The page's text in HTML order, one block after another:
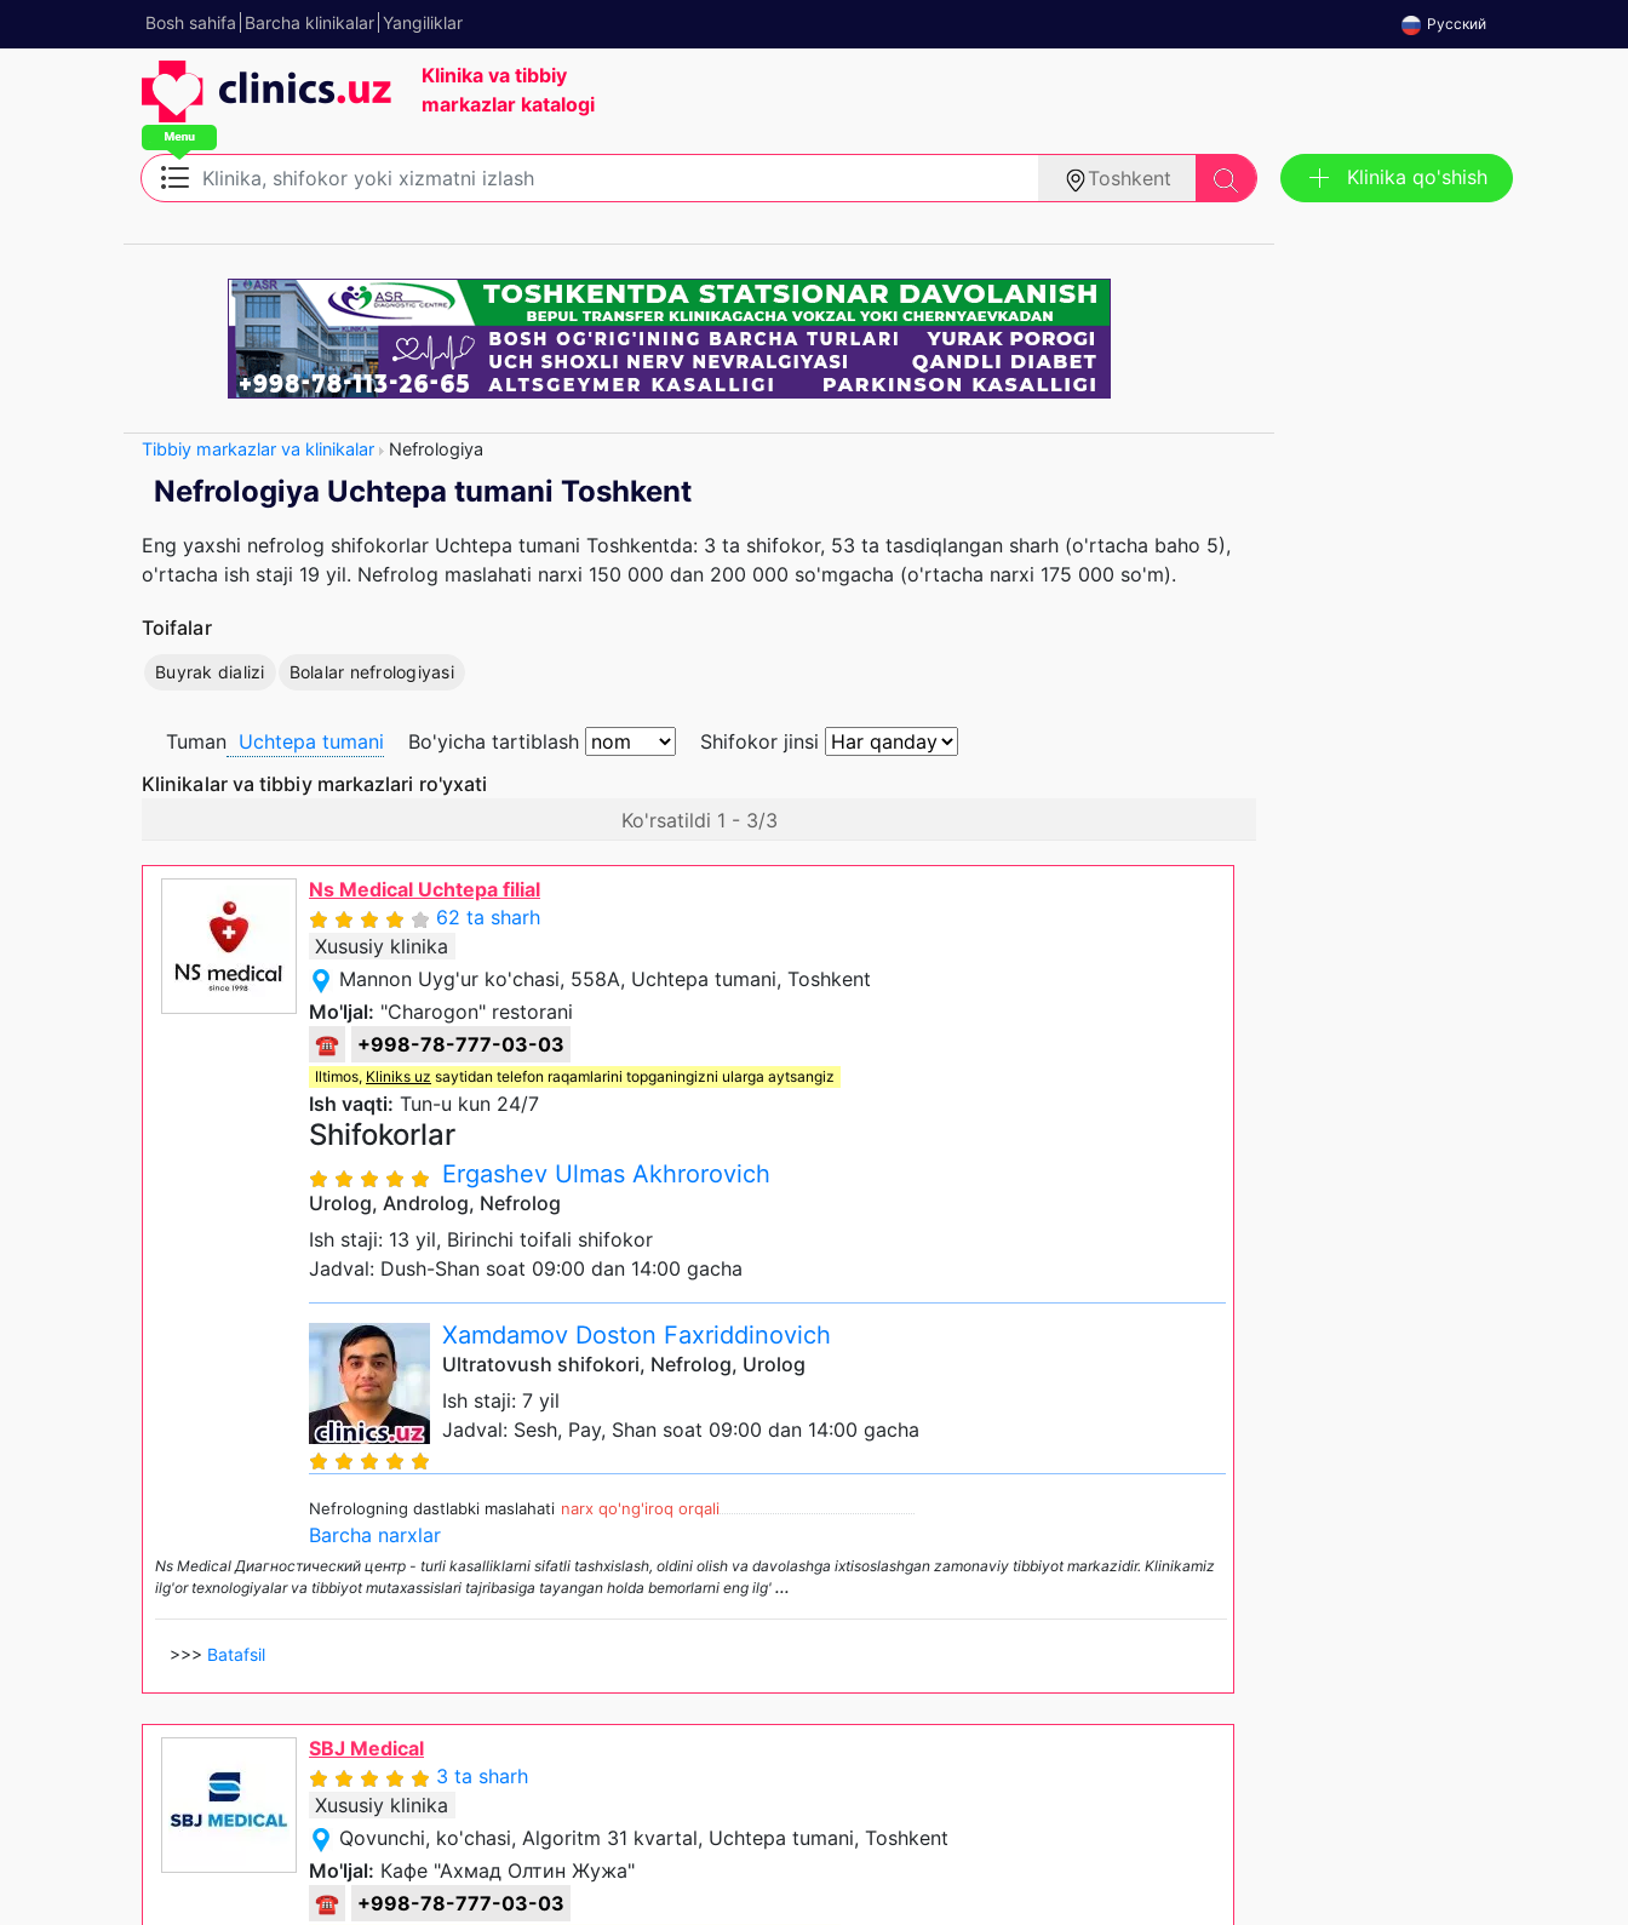
Bosh sahifa Barcha klinikalar Yangiliklar Русский
Klinika va tibbiy
markazlar katalogi
Toshkent Klinika qo'shish
Tibbiy markazlar va klinikalar Nefrologiya
Nefrologiya Uchtepa tumani Toshkent
Eng yaxshi nefrolog shifokorlar Uchtepa tumani Toshkentda: 3 ta shifokor, 53 ta tasdiqlangan sharh (o'rtacha baho 5),
o'rtacha ish staji 19 yil. Nefrolog maslahati narxi 150 000 dan 200 000 so'mgacha (o'rtacha narxi 175 000 so'm).
Toifalar
Buyrak dializi Bolalar nefrologiyasi
Tuman Uchtepa tumani Bo'yicha tartiblash
Shifokor jinsi
Klinikalar va tibbiy markazlari ro'yxati
Ko'rsatildi 1 - 3/3
Ns Medical Uchtepa filial
62 ta sharh
Xususiy klinika
Mannon Uyg'ur ko'chasi, 558A, Uchtepa tumani, Toshkent
Mo'ljal: "Charogon" restorani
☎
+998-78-777-03-03
Iltimos, Kliniks uz saytidan telefon raqamlarini topganingizni ularga aytsangiz
Ish vaqti: Tun-u kun 24/7
Shifokorlar
Ergashev Ulmas Akhrorovich
Urolog, Androlog, Nefrolog
Ish staji: 13 yil, Birinchi toifali shifokor
Jadval: Dush-Shan soat 09:00 dan 14:00 gacha
Xamdamov Doston Faxriddinovich
Ultratovush shifokori, Nefrolog, Urolog
Ish staji: 7 yil
Jadval: Sesh, Pay, Shan soat 09:00 dan 14:00 gacha
Nefrologning dastlabki maslahati narx qo'ng'iroq orqali
Barcha narxlar
Ns Medical Диагностический центр - turli kasalliklarni sifatli tashxislash, oldini olish va davolashga ixtisoslashgan zamonaviy tibbiyot markazidir. Klinikamiz
ilg'or texnologiyalar va tibbiyot mutaxassislari tajribasiga tayangan holda bemorlarni eng ilg' ...
>>> Batafsil
SBJ Medical
3 ta sharh
Xususiy klinika
Qovunchi, ko'chasi, Algoritm 31 kvartal, Uchtepa tumani, Toshkent
Mo'ljal: Кафе "Ахмад Олтин Жужа"
☎
+998-78-777-03-03